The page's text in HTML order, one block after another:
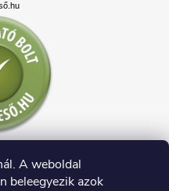
A weboldal
beleegyezik azok